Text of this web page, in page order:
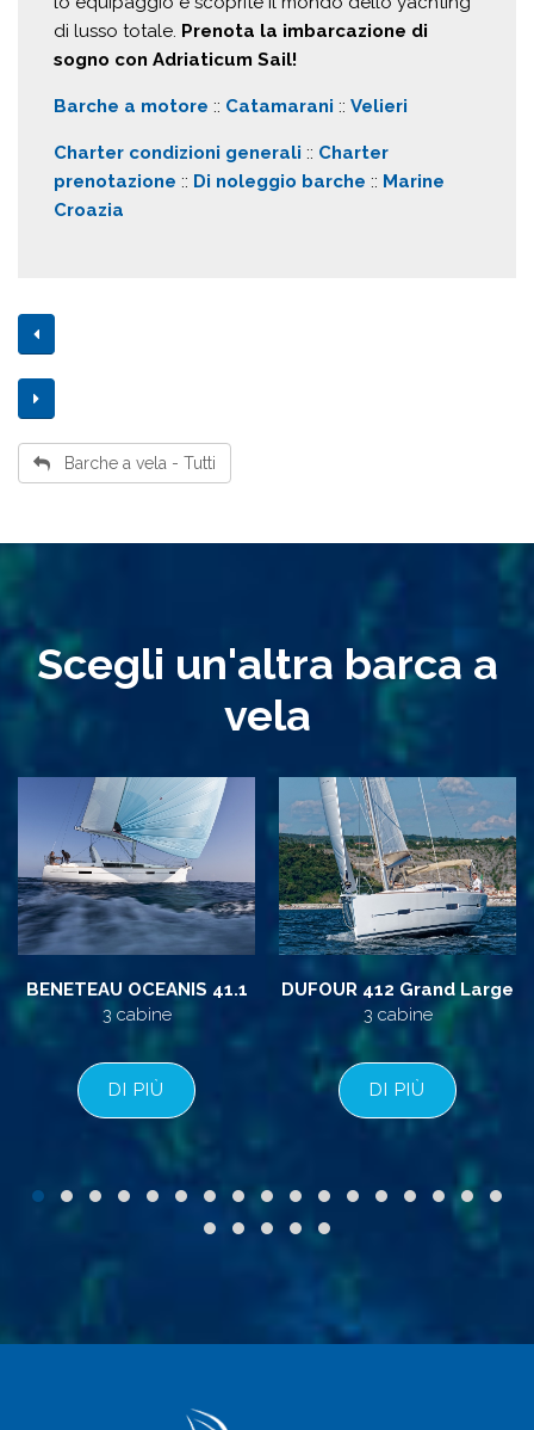
di lusso totale. Prenota la imbarcazione di
sogno con Adriaticum Sail!
Barche a motore :: Catamarani :: Velieri
Charter condizioni generali :: Charter
prenotazione :: Di noleggio barche :: Marine
Croazia
Barche a vela - Tutti
Scegli un'altra barca a
vela
BENETEAU OCEANIS 41.1
3 cabine
DI PIÙ
DUFOUR 412 Grand Large
3 cabine
DI PIÙ